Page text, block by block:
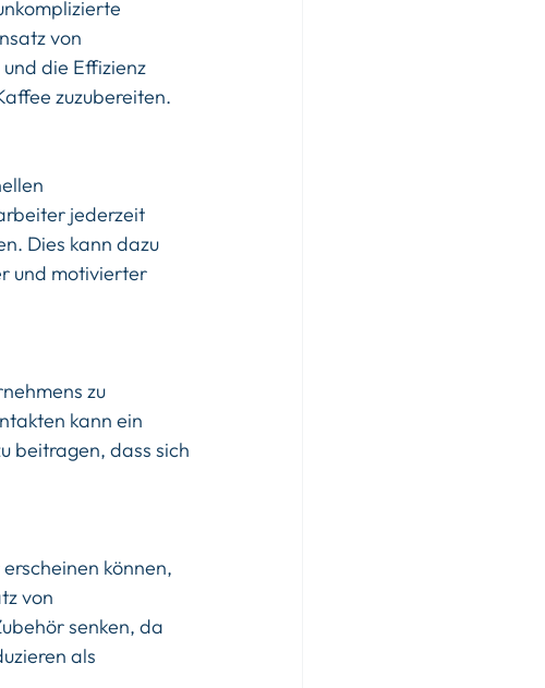
von
die Effizienz
zuzubereiten.
jederzeit
Dies kann dazu
und motivierter
zu
kann ein
beitragen, dass sich
können,
von
senken, da
als